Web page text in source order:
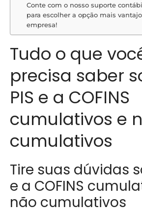
Conte com o nosso suporte
para escolher a opção mais
empresa!
Tudo o que
precisa saber
PIS e a COFINS
cumulativos e
cumulativos
Tire suas dúvidas
e a COFINS
não cumulativos